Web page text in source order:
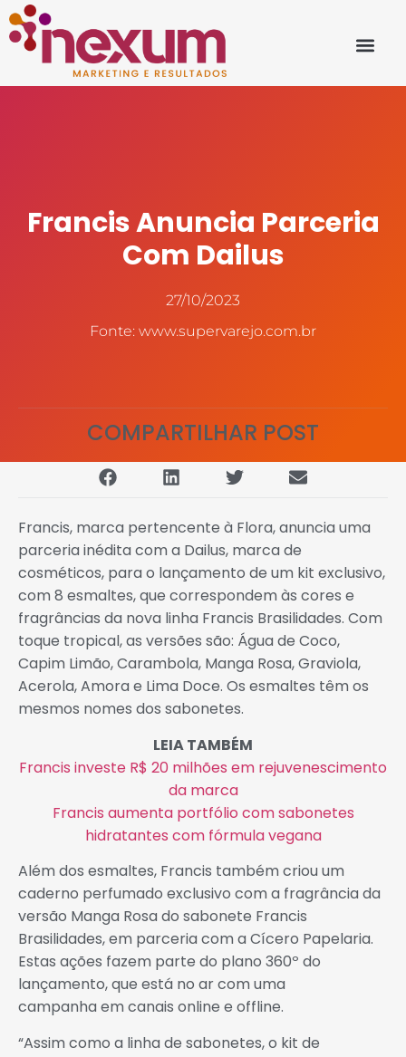
Francis Anuncia Parceria
Com Dailus
27/10/2023
Fonte: www.supervarejo.com.br
COMPARTILHAR POST
Francis, marca pertencente à Flora, anuncia uma
parceria inédita com a Dailus, marca de
cosméticos, para o lançamento de um kit exclusivo,
com 8 esmaltes, que correspondem às cores e
fragrâncias da nova linha Francis Brasilidades. Com
toque tropical, as versões são: Água de Coco,
Capim Limão, Carambola, Manga Rosa, Graviola,
Acerola, Amora e Lima Doce. Os esmaltes têm os
mesmos nomes dos sabonetes.
LEIA TAMBÉM
Francis investe R$ 20 milhões em rejuvenescimento
da marca
Francis aumenta portfólio com sabonetes
hidratantes com fórmula vegana
Além dos esmaltes, Francis também criou um
caderno perfumado exclusivo com a fragrância da
versão Manga Rosa do sabonete Francis
Brasilidades, em parceria com a Cícero Papelaria.
Estas ações fazem parte do plano 360º do
lançamento, que está no ar com uma
campanha em canais online e offline.
“Assim como a linha de sabonetes, o kit de